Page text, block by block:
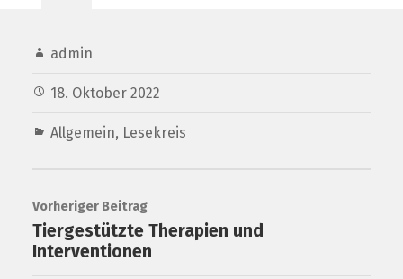
admin
18. Oktober 2022
Allgemein, Lesekreis
Vorheriger Beitrag
Tiergestützte Therapien und
Interventionen